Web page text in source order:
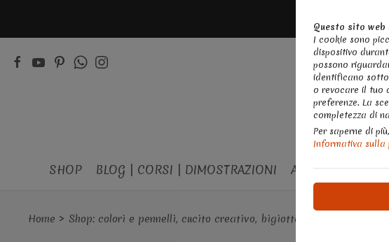
Questo sito
I cookie sono
dispositivo
possono
identificano
o revocare il tuo
preferenze. La
completezza di
Per saperne di
Informativa sulla
SHOP BLOG | CORSI | DIMOSTRAZIONI ACQUISTO
Home Shop: colori e pennelli, cucito creativo, bigiotteria, stoffe, feltro,